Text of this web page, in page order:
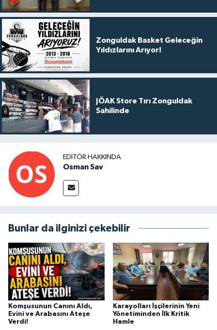
Zonguldak Basket Geleceğin
Yıldızlarını Arıyor!
JÖAK Store Tırı Zonguldak
Sahilinde
EDITÖR HAKKINDA
Osman Sav
Bunlar da ilginizi çekebilir
Komşusunun Canını Aldı,
Evini ve Arabasını Ateşe
Verdi!
Karayolları İşçilerinin Yeni
Yönetiminden İlk Kritik
Hamle